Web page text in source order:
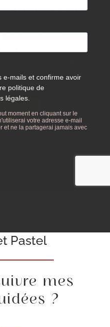
la promesse d’un
par personne,
sûr toutes les
plus
Pastel
mes
?